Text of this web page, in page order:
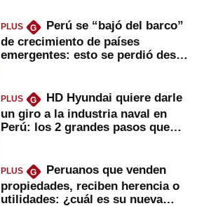
PLUS G
Perú se “bajó del barco”
de crecimiento de países
emergentes: esto se perdió desde
PLUS G
HD Hyundai quiere darle
un giro a la industria naval en
Perú: los 2 grandes pasos que
PLUS G
Peruanos que venden
propiedades, reciben herencia o
utilidades: ¿cuál es su nueva